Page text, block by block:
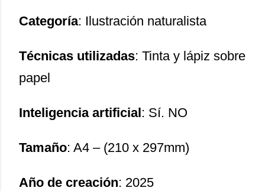
Categoría: Ilustración naturalista
Técnicas utilizadas: Tinta y lápiz sobre
papel
Inteligencia artificial : Sí. NO
Tamaño: A4 – (210 x 297mm)
Año de creación: 2025